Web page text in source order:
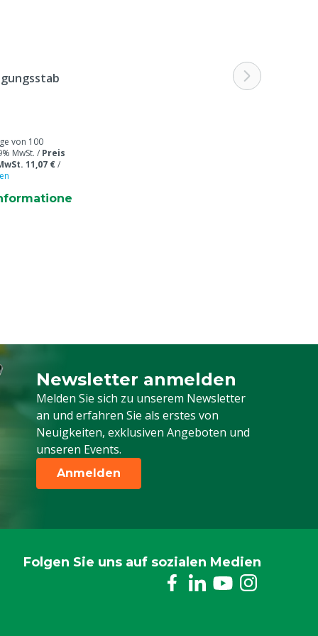
von 100
MwSt. / Preis
11,07 €/
Newsletter anmelden
Melden Sie sich zu unserem Newsletter
an und erfahren Sie als erstes von
Neuigkeiten, exklusiven Angeboten und
unseren Events.
Melden Sie sich für unseren Newsletter
Anmelden
Folgen Sie uns auf sozialen Medien